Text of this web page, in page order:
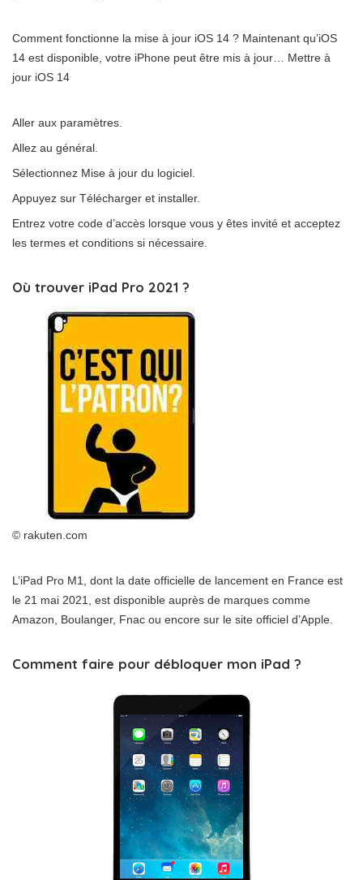
Comment fonctionne la mise à jour iOS 14 ? Maintenant qu’iOS
14 est disponible, votre iPhone peut être mis à jour… Mettre à
jour iOS 14
Aller aux paramètres.
Allez au général.
Sélectionnez Mise à jour du logiciel.
Appuyez sur Télécharger et installer.
Entrez votre code d’accès lorsque vous y êtes invité et acceptez
les termes et conditions si nécessaire.
Où trouver iPad Pro 2021 ?
© rakuten.com
L’iPad Pro M1, dont la date officielle de lancement en France est
le 21 mai 2021, est disponible auprès de marques comme
Amazon, Boulanger, Fnac ou encore sur le site officiel d’Apple.
Comment faire pour débloquer mon iPad ?